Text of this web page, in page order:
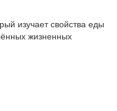
изучает свойства еды
жизненных